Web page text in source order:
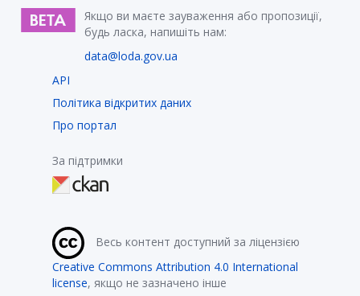
Якщо ви маєте зауваження або пропозиції,
будь ласка, напишіть нам:
data@loda.gov.ua
API
Політика відкритих даних
Про портал
За підтримки
Весь контент доступний за ліцензією
Creative Commons Attribution 4.0 International
license, якщо не зазначено інше